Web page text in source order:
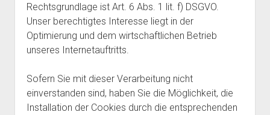
Rechtsgrundlage ist Art. 6 Abs. 1 lit. f) DSGVO.
Unser berechtigtes Interesse liegt in der
Optimierung und dem wirtschaftlichen Betrieb
unseres Internetauftritts.
Sofern Sie mit dieser Verarbeitung nicht
einverstanden sind, haben Sie die Möglichkeit, die
Installation der Cookies durch die entsprechenden